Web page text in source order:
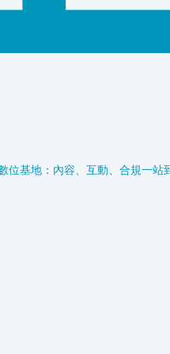
位基地：內容、互動、合規一站